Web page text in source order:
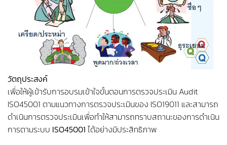
วัตถุประสงค์
เพื่อให้ผู้เข้ารับการอบรมเข้าใจขั้นตอนการตรวจประเมิน Audit
ISO45001 ตามแนวทางการตรวจประเมินของ ISO19011 และสามารถ
ดำเนินการตรวจประเมินเพื่อทำให้สามารถทราบสถานะของการดำเนิน
การตามระบบ ISO45001 ได้อย่างมีประสิทธิภาพ